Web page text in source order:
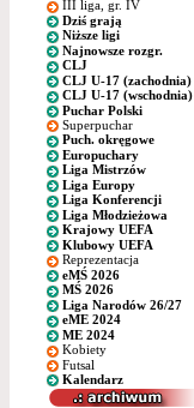
III liga, gr. IV
Dziś grają
Niższe ligi
Najnowsze rozgr.
CLJ
CLJ U-17 (zachodnia)
CLJ U-17 (wschodnia)
Puchar Polski
Superpuchar
Puch. okręgowe
Europuchary
Liga Mistrzów
Liga Europy
Liga Konferencji
Liga Młodzieżowa
Krajowy UEFA
Klubowy UEFA
Reprezentacja
eMŚ 2026
MŚ 2026
Liga Narodów 26/27
eME 2024
ME 2024
Kobiety
Futsal
Kalendarz